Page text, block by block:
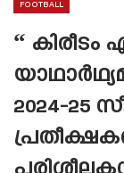
FOOTBALL
“
2024-25